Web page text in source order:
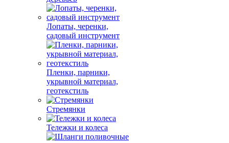
Лопаты, черенки,
садовый инструмент
Пленки, парники,
укрывной материал,
геотекстиль
Стремянки
Тележки и колеса